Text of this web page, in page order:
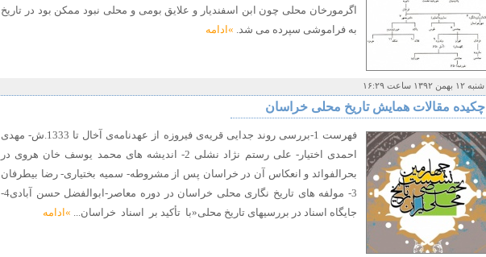
اگرمورخان محلی چون ابن اسفندیار و علایق بومی و محلی نبود ممکن بود در تاریخ
به فراموشی سپرده می شد. »ادامه
شنبه ۱۲ بهمن ۱۳۹۲ ساعت ۱۶:۲۹
چکیده مقالات همایش تاریخ محلی خراسان
فهرست 1-بررسی روند جدایی قریه‌ی فیروزه از عهدنامه‌ی آخال تا 1333.ش- مهدی
احمدی اختیار- علی رستم نژاد نشلی 2- اندیشه های محمد یوسف خان هروی در
بحرالفوائد و انعکاس آن در خراسان پس از مشروطه- سمیه بختیاری- رضا بیطرفان
3- مولفه های تاریخ نگاری محلی خراسان در دوره معاصر-ابوالفضل حسن آبادی4-
جایگاه اسناد در بررسی­های تاریخ محلی«با تأکید بر اسناد خراسان... »ادامه